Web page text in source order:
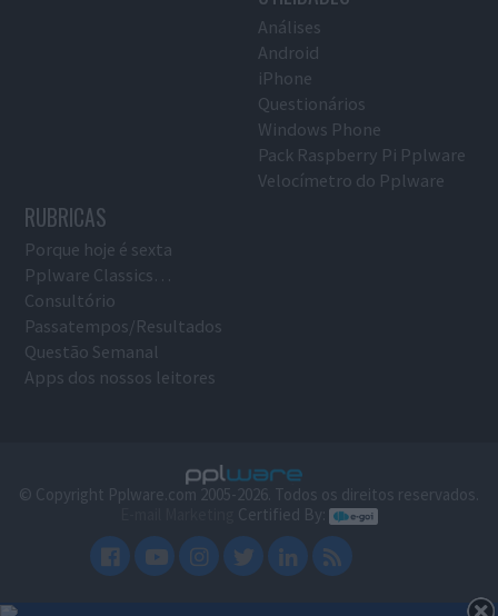
Análises
Android
iPhone
Questionários
Windows Phone
Pack Raspberry Pi Pplware
Velocímetro do Pplware
RUBRICAS
Porque hoje é sexta
Pplware Classics…
Consultório
Passatempos/Resultados
Questão Semanal
Apps dos nossos leitores
© Copyright Pplware.com 2005-2026. Todos os direitos reservados.
Certified By: